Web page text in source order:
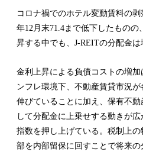
コロナ禍でのホテル変動賃料の
年12月末71.4まで低下したものの
昇する中でも、J-REITの分配金は
金利上昇による負債コストの増
ンフレ環境下、不動産賃貸市況
伸びていることに加え、保有不
して分配金に上乗せする動きが
指数を押し上げている。税制上
部を内部留保に回すことで将来